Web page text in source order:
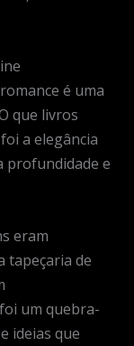
é uma
que livros
a elegância
profundidade e
eram
tapeçaria de
um quebra-
ideias que